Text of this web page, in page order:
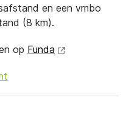
en een vmbo
(8 km).
op Funda